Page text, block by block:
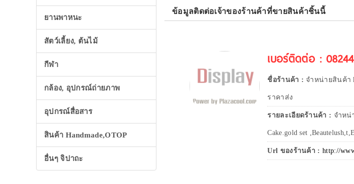
ยานพาหนะ
สัตว์เลี้ยง, ต้นไม้
กีฬา
กล้อง, อุปกรณ์ถ่ายภาพ
อุปกรณ์สื่อสาร
สินค้า Handmade,OTOP
อื่นๆ จิปาถะ
ข้อมูลติดต่อเจ้าของร้านค้าที่ขายสินค้าชิ้นนี้
เบอร์ติดต่อ :
ชื่อร้านค้า : จำหน่ายสินค้า
ราคาส่ง
รายละเอียดร้านค้า : จำหน่
Cake.gold set
Url ของร้านค้า : http://